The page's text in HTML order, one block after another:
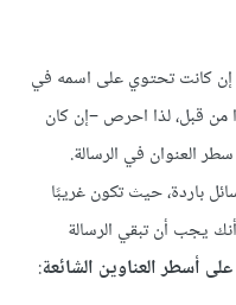
إن كانت تحتوي على اسمه في
من قبل، لذا احرص –إن كان
العنوان في الرسالة.
باردة، حيث تكون غريبًا
يجب أن تبقي الرسالة
أسطر العناوين الشائعة: